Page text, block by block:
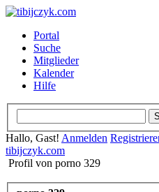
Portal
Suche
Mitglieder
Kalender
Hilfe
Hallo, Gast! Anmelden
tibijczyk.com
Profil von porno 329